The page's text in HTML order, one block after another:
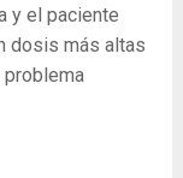
y el paciente
dosis más altas
problema